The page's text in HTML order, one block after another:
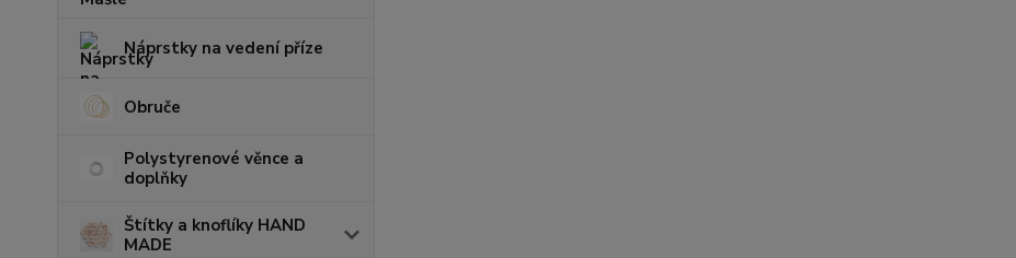
Náprstky na vedení příze
Obruče
Polystyrenové věnce a
doplňky
Štítky a knoflíky HAND
MADE